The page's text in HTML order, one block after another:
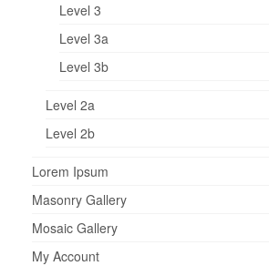
Level 3
Level 3a
Level 3b
Level 2a
Level 2b
Lorem Ipsum
Masonry Gallery
Mosaic Gallery
My Account